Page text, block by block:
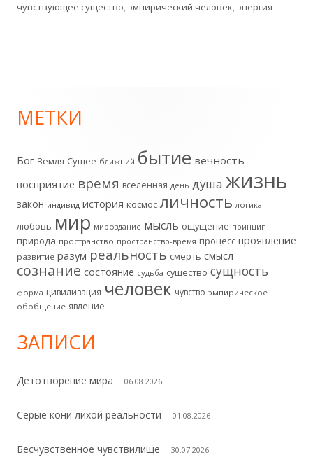
чувствующее существо, эмпирический человек, энергия
Главная
колонка
МЕТКИ
Бог Земля Сущее ближний бытие вечность
восприятие время вселенная день душа жизнь
закон индивид история космос личность логика
любовь мир мироздание мысль ощущение принцип
природа пространство пространство-время процесс проявление
развитие разум реальность смерть смысл
сознание состояние судьба существо сущность
форма цивилизация человек чувство эмпирическое
обобщение явление
ЗАПИСИ
Детотворение мира 06.08.2026
Серые кони лихой реальности 01.08.2026
Бесчувственное чувствилище 30.07.2026